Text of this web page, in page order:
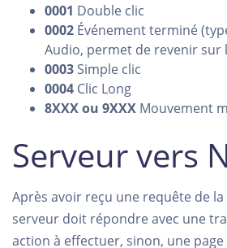
0001 Double clic
0002 Événement terminé
Audio, permet de revenir sur
0003 Simple clic
0004 Clic Long
8XXX ou 9XXX Mouvement
Serveur vers
Après avoir reçu une requête de
serveur doit répondre avec une
action à effectuer, sinon, une